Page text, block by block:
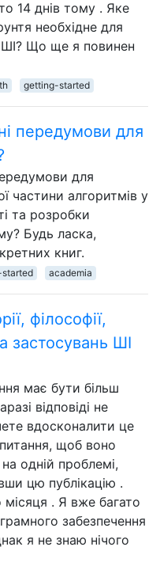
14 днів тому . Яке
необхідне для
ШІ? Що ще я повинен
getting-started
передумови для
для
частини алгоритмів у
та розробки
Будь ласка,
книг.
academia
філософії,
застосувань ШІ
має бути більш
відповіді не
вдосконалити це
щоб воно
одній проблемі,
цю публікацію .
. Я вже багато
забезпечення
я не знаю нічого